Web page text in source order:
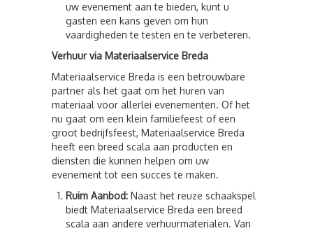
uw evenement aan te bieden, kunt u
gasten een kans geven om hun
vaardigheden te testen en te verbeteren.
Verhuur via Materiaalservice Breda
Materiaalservice Breda is een betrouwbare
partner als het gaat om het huren van
materiaal voor allerlei evenementen. Of het
nu gaat om een klein familiefeest of een
groot bedrijfsfeest, Materiaalservice Breda
heeft een breed scala aan producten en
diensten die kunnen helpen om uw
evenement tot een succes te maken.
Ruim Aanbod: Naast het reuze schaakspel
biedt Materiaalservice Breda een breed
scala aan andere verhuurmaterialen. Van